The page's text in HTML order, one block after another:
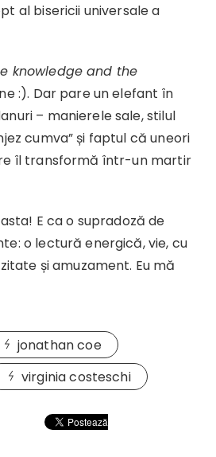
al bisericii universale a
knowledge and the
:). Dar pare un elefant în
– manierele sale, stilul
cumva” și faptul că uneori
îl transformă într-un martir
E ca o supradoză de
o lectură energică, vie, cu
și amuzament. Eu mă
jonathan coe
virginia costeschi